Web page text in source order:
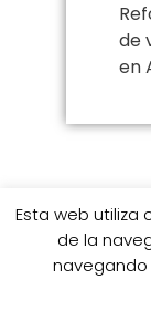
de
en
Esta web
de la